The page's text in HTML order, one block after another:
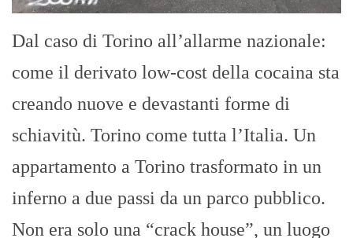
Dal caso di Torino all’allarme nazionale:
come il derivato low-cost della cocaina sta
creando nuove e devastanti forme di
schiavitù. Torino come tutta l’Italia. Un
appartamento a Torino trasformato in un
inferno a due passi da un parco pubblico.
Non era solo una “crack house”, un luogo